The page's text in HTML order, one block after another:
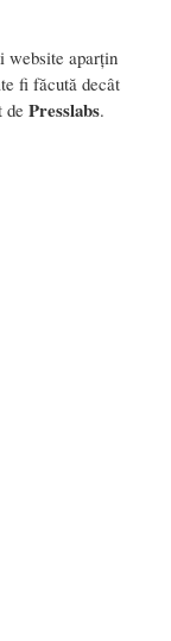
website aparțin
fi făcută decât
de Presslabs.